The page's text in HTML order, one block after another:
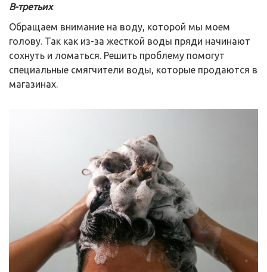
В-третьих
Обращаем внимание на воду, которой мы моем
голову. Так как из-за жесткой воды пряди начинают
сохнуть и ломаться. Решить проблему помогут
специальные смягчители воды, которые продаются в
магазинах.